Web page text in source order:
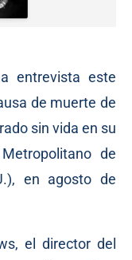
entrevista este
de muerte de
sin vida en su
de
en agosto de
el director del